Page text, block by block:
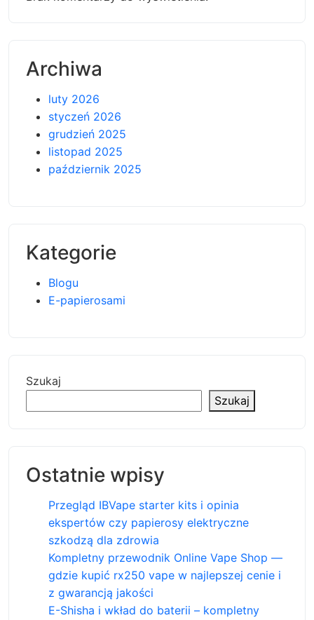
Archiwa
luty 2026
styczeń 2026
grudzień 2025
listopad 2025
październik 2025
Kategorie
Blogu
E-papierosami
Szukaj
Szukaj
Ostatnie wpisy
Przegląd IBVape starter kits i opinia
ekspertów czy papierosy elektryczne
szkodzą dla zdrowia
Kompletny przewodnik Online Vape Shop —
gdzie kupić rx250 vape w najlepszej cenie i
z gwarancją jakości
E-Shisha i wkład do baterii – kompletny